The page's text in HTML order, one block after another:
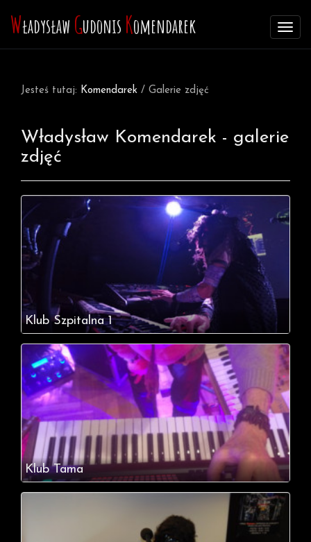
Władysław Gudonis Komendarek
Jesteś tutaj: Komendarek / Galerie zdjęć
Władysław Komendarek - galerie
zdjęć
Klub Szpitalna 1
Klub Tama